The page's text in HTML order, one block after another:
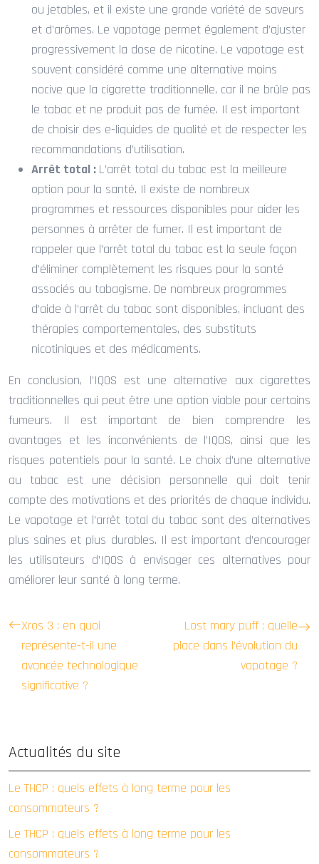
ou jetables, et il existe une grande variété de saveurs
et d’arômes. Le vapotage permet également d’ajuster
progressivement la dose de nicotine. Le vapotage est
souvent considéré comme une alternative moins
nocive que la cigarette traditionnelle, car il ne brûle pas
le tabac et ne produit pas de fumée. Il est important
de choisir des e-liquides de qualité et de respecter les
recommandations d’utilisation.
Arrêt total : L’arrêt total du tabac est la meilleure
option pour la santé. Il existe de nombreux
programmes et ressources disponibles pour aider les
personnes à arrêter de fumer. Il est important de
rappeler que l’arrêt total du tabac est la seule façon
d’éliminer complètement les risques pour la santé
associés au tabagisme. De nombreux programmes
d’aide à l’arrêt du tabac sont disponibles, incluant des
thérapies comportementales, des substituts
nicotiniques et des médicaments.
En conclusion, l’IQOS est une alternative aux cigarettes
traditionnelles qui peut être une option viable pour certains
fumeurs. Il est important de bien comprendre les
avantages et les inconvénients de l’IQOS, ainsi que les
risques potentiels pour la santé. Le choix d’une alternative
au tabac est une décision personnelle qui doit tenir
compte des motivations et des priorités de chaque individu.
Le vapotage et l’arrêt total du tabac sont des alternatives
plus saines et plus durables. Il est important d’encourager
les utilisateurs d’IQOS à envisager ces alternatives pour
améliorer leur santé à long terme.
Xros 3 : en quoi
représente-t-il une
avancée technologique
significative ?
Lost mary puff : quelle
place dans l’évolution du
vapotage ?
Actualités du site
Le THCP : quels effets à long terme pour les
consommateurs ?
Le THCP : quels effets à long terme pour les
consommateurs ?